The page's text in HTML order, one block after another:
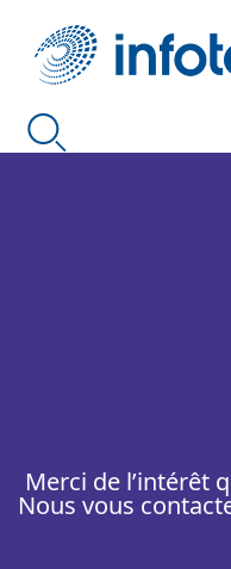
Merci de l’intérêt
Nous vous